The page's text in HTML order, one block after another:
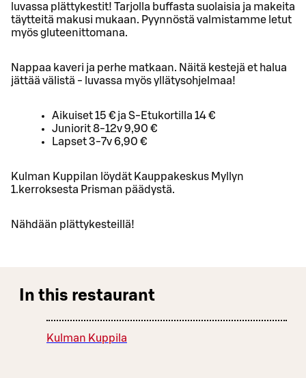
luvassa plättykestit! Tarjolla buffasta suolaisia ja makeita
täytteitä makusi mukaan. Pyynnöstä valmistamme letut
myös gluteenittomana.
Nappaa kaveri ja perhe matkaan. Näitä kestejä et halua
jättää välistä - luvassa myös yllätysohjelmaa!
Aikuiset 15 € ja S-Etukortilla 14 €
Juniorit 8-12v 9,90 €
Lapset 3-7v 6,90 €
Kulman Kuppilan löydät Kauppakeskus Myllyn
1.kerroksesta Prisman päädystä.
Nähdään plättykesteillä!
In this restaurant
Kulman Kuppila